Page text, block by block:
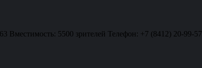
Вместимость: 5500 зрителей Телефон: +7 (8412) 20-99-57